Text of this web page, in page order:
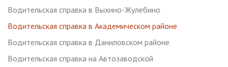
Водительская справка в Выхино-Жулебино
Водительская справка в Академическом районе
Водительская справка в Даниловском районе
Водительская справка на Автозаводской